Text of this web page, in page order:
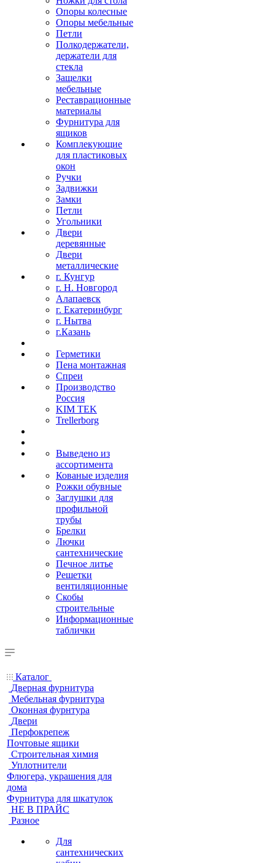
Опоры колесные
Опоры мебельные
Петли
Полкодержатели,
держатели для
стекла
Защелки
мебельные
Реставрационные
материалы
Фурнитура для
ящиков
Комплекующие
для пластиковых
окон
Ручки
Задвижки
Замки
Петли
Угольники
Двери
деревянные
Двери
металлические
г. Кунгур
г. Н. Новгород
Алапаевск
г. Екатеринбург
г. Нытва
г.Казань
Герметики
Пена монтажная
Спреи
Производство
Россия
KIM TEK
Trellerborg
Выведено из
ассортимента
Кованые изделия
Рожки обувные
Заглушки для
профильной
трубы
Брелки
Лючки
сантехнические
Печное литье
Решетки
вентиляционные
Скобы
строительные
Информационные
таблички
Каталог
Дверная фурнитура
Мебельная фурнитура
Оконная фурнтура
Двери
Перфокрепеж
Почтовые ящики
Строительная химия
Уплотнители
Флюгера, украшения для
дома
Фурнитура для шкатулок
НЕ В ПРАЙС
Разное
Для
сантехнических